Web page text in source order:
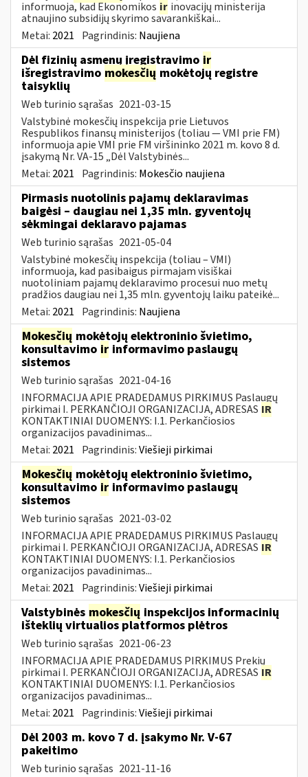
informuoja, kad Ekonomikos ir inovacijų ministerija
atnaujino subsidijų skyrimo savarankiškai...
Metai: 2021 Pagrindinis: Naujiena
Dėl fizinių asmenų įregistravimo ir
išregistravimo mokesčių mokėtojų registre
taisyklių
Web turinio sąrašas 2021-03-15
Valstybinė mokesčių inspekcija prie Lietuvos
Respublikos finansų ministerijos (toliau ― VMI prie FM)
informuoja apie VMI prie FM viršininko 2021 m. kovo 8 d.
įsakymą Nr. VA-15 „Dėl Valstybinės...
Metai: 2021 Pagrindinis: Mokesčio naujiena
Pirmasis nuotolinis pajamų deklaravimas
baigėsi – daugiau nei 1,35 mln. gyventojų
sėkmingai deklaravo pajamas
Web turinio sąrašas 2021-05-04
Valstybinė mokesčių inspekcija (toliau – VMI)
informuoja, kad pasibaigus pirmajam visiškai
nuotoliniam pajamų deklaravimo procesui nuo metų
pradžios daugiau nei 1,35 mln. gyventojų laiku pateikė...
Metai: 2021 Pagrindinis: Naujiena
Mokesčių mokėtojų elektroninio švietimo,
konsultavimo ir informavimo paslaugų
sistemos
Web turinio sąrašas 2021-04-16
INFORMACIJA APIE PRADEDAMUS PIRKIMUS Paslaugų
pirkimai I. PERKANČIOJI ORGANIZACIJA, ADRESAS IR
KONTAKTINIAI DUOMENYS: I.1. Perkančiosios
organizacijos pavadinimas...
Metai: 2021 Pagrindinis:Viešieji pirkimai
Mokesčių mokėtojų elektroninio švietimo,
konsultavimo ir informavimo paslaugų
sistemos
Web turinio sąrašas 2021-03-02
INFORMACIJA APIE PRADEDAMUS PIRKIMUS Paslaugų
pirkimai I. PERKANČIOJI ORGANIZACIJA, ADRESAS IR
KONTAKTINIAI DUOMENYS: I.1. Perkančiosios
organizacijos pavadinimas...
Metai: 2021 Pagrindinis:Viešieji pirkimai
Valstybinės mokesčių inspekcijos informacinių
išteklių virtualios platformos plėtros
Web turinio sąrašas 2021-06-23
INFORMACIJA APIE PRADEDAMUS PIRKIMUS Prekių
pirkimai I. PERKANČIOJI ORGANIZACIJA, ADRESAS IR
KONTAKTINIAI DUOMENYS: I.1. Perkančiosios
organizacijos pavadinimas...
Metai: 2021 Pagrindinis:Viešieji pirkimai
Dėl 2003 m. kovo 7 d. įsakymo Nr. V-67
pakeitimo
Web turinio sąrašas 2021-11-16